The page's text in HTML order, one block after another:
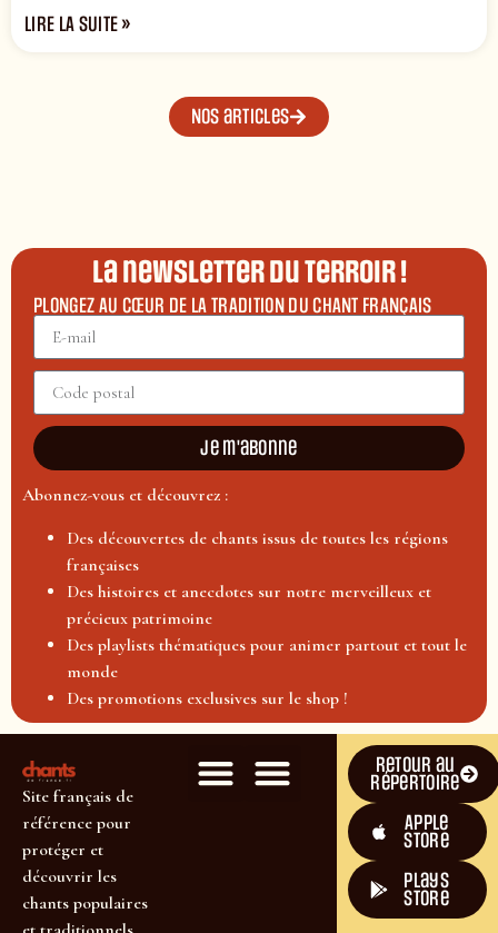
LIRE LA SUITE »
Nos articles
La newsletter du terroir !
PLONGEZ AU CŒUR DE LA TRADITION DU CHANT FRANÇAIS
Je m'abonne
Abonnez-vous et découvrez :
Des découvertes de chants issus de toutes les régions
françaises
Des histoires et anecdotes sur notre merveilleux et
précieux patrimoine
Des playlists thématiques pour animer partout et tout le
monde
Des promotions exclusives sur le shop !
Site français de
référence pour
protéger et
découvrir les
chants populaires
Retour au
répertoire
Apple
Store
plays
store